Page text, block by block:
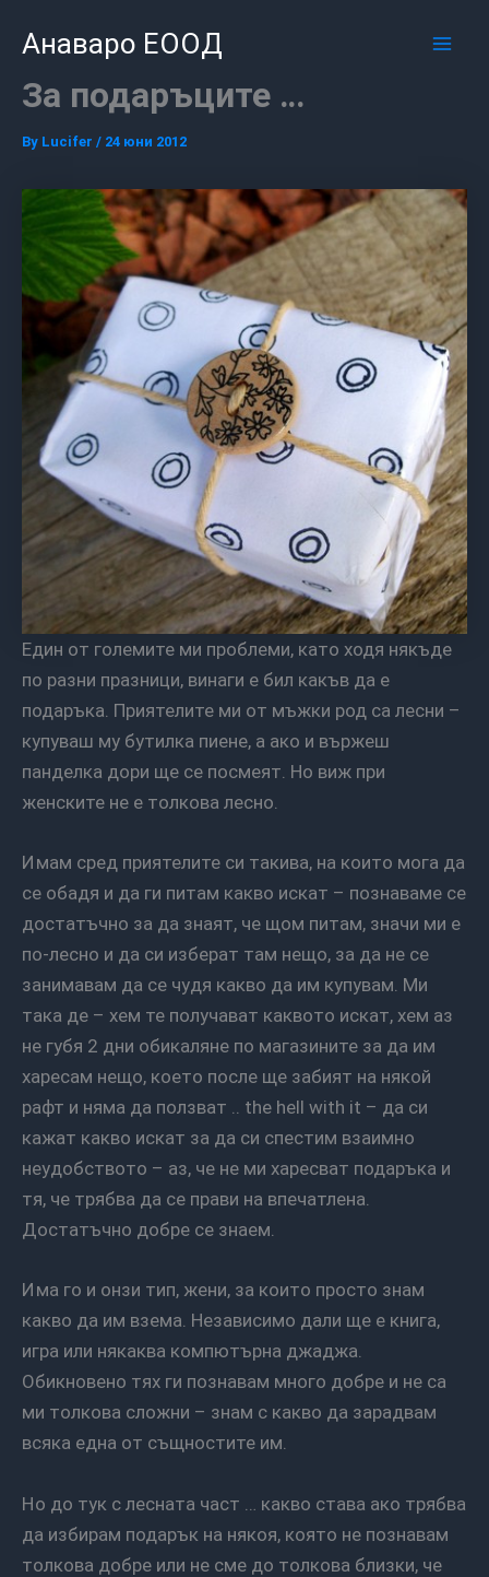
Анаваро ЕООД
За подаръците …
By Lucifer / 24 юни 2012
Един от големите ми проблеми, като ходя някъде
по разни празници, винаги е бил какъв да е
подаръка. Приятелите ми от мъжки род са лесни –
купуваш му бутилка пиене, а ако и вържеш
панделка дори ще се посмеят. Но виж при
женските не е толкова лесно.
Имам сред приятелите си такива, на които мога да
се обадя и да ги питам какво искат – познаваме се
достатъчно за да знаят, че щом питам, значи ми е
по-лесно и да си изберат там нещо, за да не се
занимавам да се чудя какво да им купувам. Ми
така де – хем те получават каквото искат, хем аз
не губя 2 дни обикаляне по магазините за да им
харесам нещо, което после ще забият на някой
рафт и няма да ползват .. the hell with it – да си
кажат какво искат за да си спестим взаимно
неудобството – аз, че не ми харесват подаръка и
тя, че трябва да се прави на впечатлена.
Достатъчно добре се знаем.
Има го и онзи тип, жени, за които просто знам
какво да им взема. Независимо дали ще е книга,
игра или някаква компютърна джаджа.
Обикновено тях ги познавам много добре и не са
ми толкова сложни – знам с какво да зарадвам
всяка една от същностите им.
Но до тук с лесната част … какво става ако трябва
да избирам подарък на някоя, която не познавам
толкова добре или не сме до толкова близки, че